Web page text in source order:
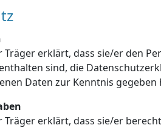
Träger erklärt, dass sie/er den
personenbezogenen Daten zur Kenntnis
Träger erklärt, dass sie/er